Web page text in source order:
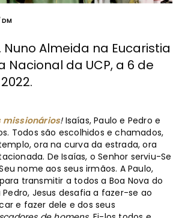
Nuno Almeida na Eucaristia
Nacional da UCP, a 6 de
missionários!Isaías, Paulo e Pedro e
Todos são escolhidos e chamados,
ora na curva da estrada, ora
De Isaías, o Senhor serviu-Se
nome aos seus irmãos. A Paulo,
transmitir a todos a Boa Nova do
Pedro, Jesus desafia a fazer-se ao
e fazer dele e dos seus